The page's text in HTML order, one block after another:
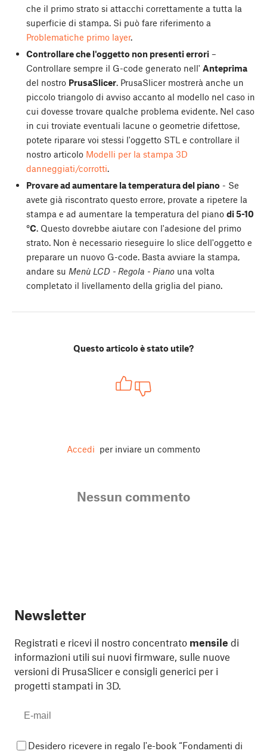
che il primo strato si attacchi correttamente a tutta la
superficie di stampa. Si può fare riferimento a
Problematiche primo layer.
Controllare che l'oggetto non presenti errori–
Controllare sempre il G-code generato nell' Anteprima
del nostro PrusaSlicer. PrusaSlicer mostrerà anche un
piccolo triangolo di avviso accanto al modello nel caso in
cui dovesse trovare qualche problema evidente. Nel caso
in cui troviate eventuali lacune o geometrie difettose,
potete riparare voi stessi l'oggetto STL e controllare il
nostro articolo Modelli per la stampa 3D
danneggiati/corrotti.
Provare ad aumentare la temperatura del piano - Se
avete già riscontrato questo errore, provate a ripetere la
stampa e ad aumentare la temperatura del piano di 5-10
°C. Questo dovrebbe aiutare con l'adesione del primo
strato. Non è necessario rieseguire lo slice dell'oggetto e
preparare un nuovo G-code. Basta avviare la stampa,
andare su Menù LCD - Regola - Pianouna volta
completato il livellamento della griglia del piano.
Questo articolo è stato utile?
Accedi per inviare un commento
Nessun commento
Newsletter
Registrati e ricevi il nostro concentrato mensile di
informazioni utili sui nuovi firmware, sulle nuove
versioni di PrusaSlicer e consigli generici per i
progetti stampati in 3D.
Desidero ricevere in regalo l'e-book “Fondamenti di